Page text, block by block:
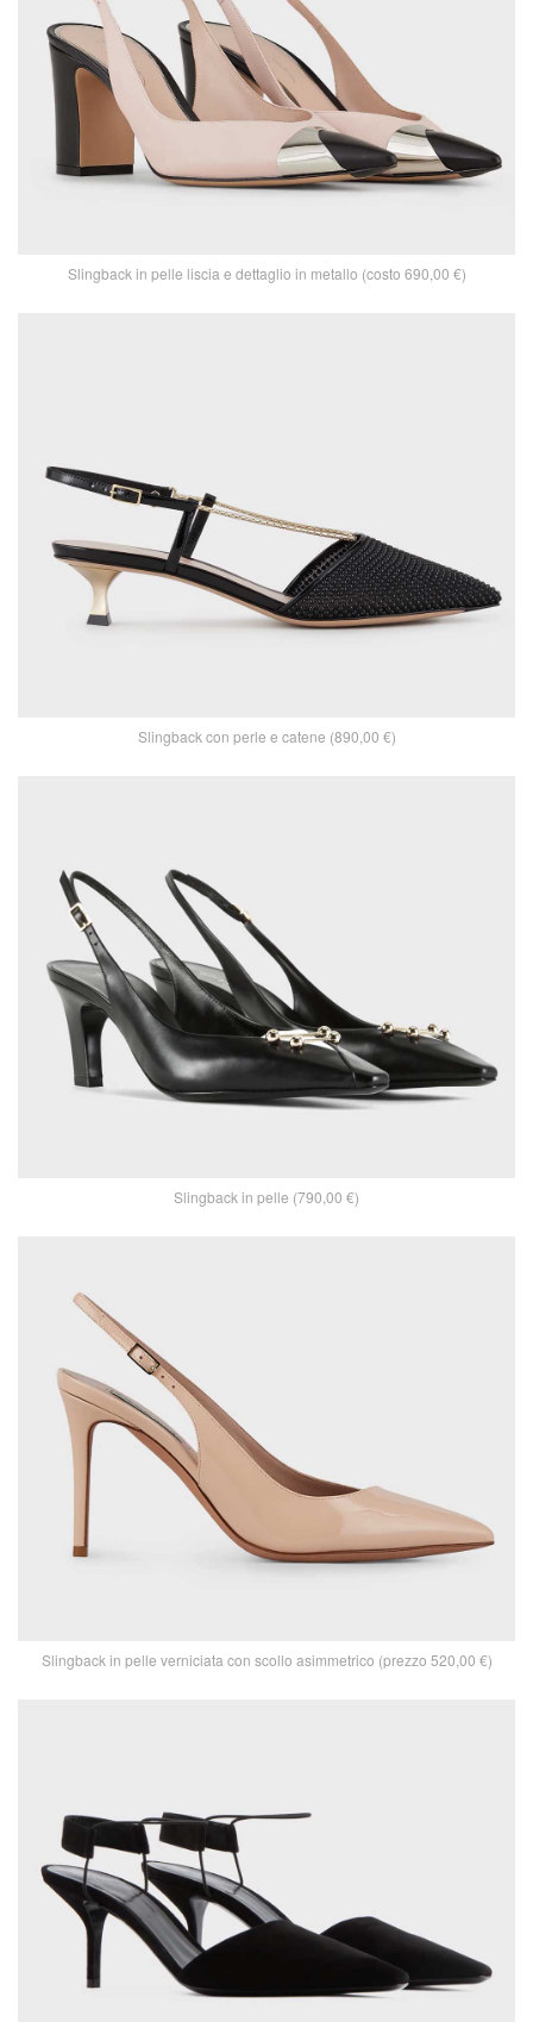
Slingback in pelle liscia e dettaglio in metallo (costo 690,00 €)
Slingback con perle e catene (890,00 €)
Slingback in pelle (790,00 €)
Slingback in pelle verniciata con scollo asimmetrico (prezzo 520,00 €)